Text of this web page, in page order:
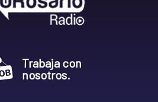
Trabaja con
nosotros.